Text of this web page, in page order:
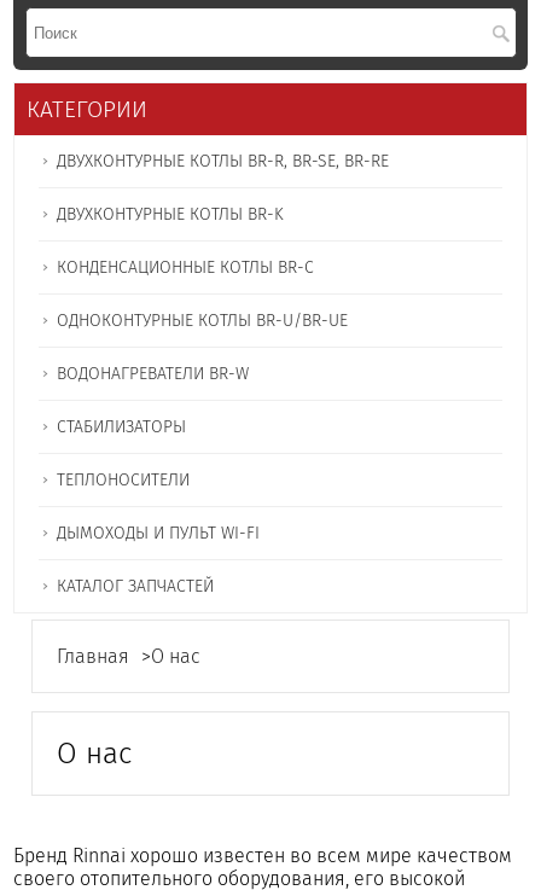
КАТЕГОРИИ
ДВУХКОНТУРНЫЕ КОТЛЫ BR-R, BR-SE, BR-RE
ДВУХКОНТУРНЫЕ КОТЛЫ BR-K
КОНДЕНСАЦИОННЫЕ КОТЛЫ BR-C
ОДНОКОНТУРНЫЕ КОТЛЫ BR-U/BR-UE
ВОДОНАГРЕВАТЕЛИ BR-W
СТАБИЛИЗАТОРЫ
ТЕПЛОНОСИТЕЛИ
ДЫМОХОДЫ И ПУЛЬТ WI-FI
КАТАЛОГ ЗАПЧАСТЕЙ
Главная >О нас
О нас
Бренд Rinnai хорошо известен во всем мире качеством
своего отопительного оборудования, его высокой